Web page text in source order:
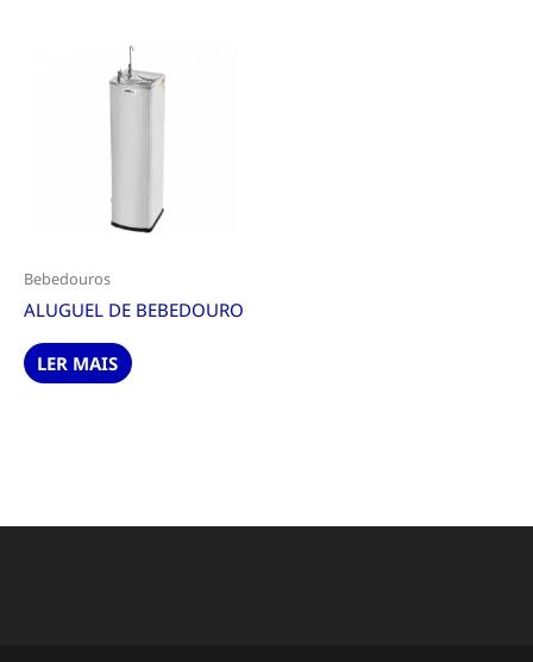
Bebedouros
ALUGUEL DE BEBEDOURO
LER MAIS